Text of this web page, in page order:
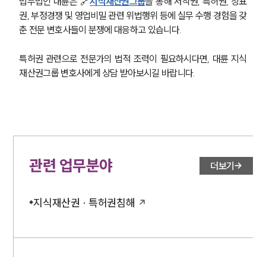
그룹소개
대륜의 강점
글로벌 파트너 로펌
고객의 소리
권, 부정경쟁 및 영업비밀 관련 위법행위 등에 실무 수행 경험을 갖
춘 전문 변호사들이 분쟁에 대응하고 있습니다.
특허권 관련으로 전문가의 법적 조력이 필요하시다면, 대륜 지식
재산권그룹 변호사에게 상담 받아보시길 바랍니다.
관련 업무분야 더보기
지식재산권 · 특허권침해